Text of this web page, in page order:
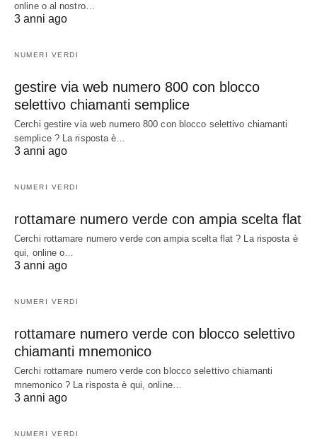
online o al nostro…
3 anni ago
NUMERI VERDI
gestire via web numero 800 con blocco
selettivo chiamanti semplice
Cerchi gestire via web numero 800 con blocco selettivo chiamanti
semplice ? La risposta è…
3 anni ago
NUMERI VERDI
rottamare numero verde con ampia scelta flat
Cerchi rottamare numero verde con ampia scelta flat ? La risposta è
qui, online o…
3 anni ago
NUMERI VERDI
rottamare numero verde con blocco selettivo
chiamanti mnemonico
Cerchi rottamare numero verde con blocco selettivo chiamanti
mnemonico ? La risposta è qui, online…
3 anni ago
NUMERI VERDI